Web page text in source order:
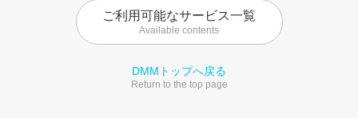
ご利用可能なサービス一覧
Available contents
DMMトップへ戻る
Return to the top page